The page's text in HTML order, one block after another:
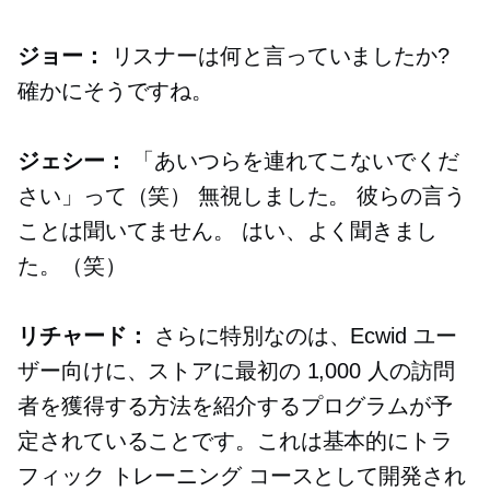
ジョー：
リスナーは何と言っていましたか?
確かにそうですね。
ジェシー：
「あいつらを連れてこないでくだ
さい」って（笑） 無視しました。 彼らの言う
ことは聞いてません。 はい、よく聞きまし
た。（笑）
リチャード：
さらに特別なのは、Ecwid ユー
ザー向けに、ストアに最初の 1,000 人の訪問
者を獲得する方法を紹介するプログラムが予
定されていることです。これは基本的にトラ
フィック トレーニング コースとして開発され